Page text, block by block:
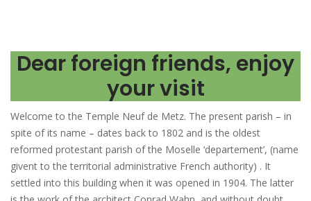
Dear foreign friends, enjoy
your visit
Welcome to the Temple Neuf de Metz. The present parish – in
spite of its name – dates back to 1802 and is the oldest
reformed protestant parish of the Moselle ‘departement’, (name
givent to the territorial administrative French authority) . It
settled into this building when it was opened in 1904. The latter